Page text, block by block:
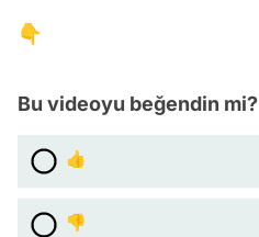
👇
Bu videoyu beğendin mi?
👍
👎